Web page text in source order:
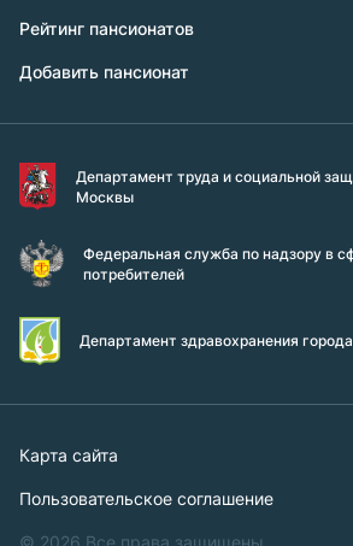
Рейтинг пансионатов
Добавить пансионат
Департамент труда и социальной
Москвы
Федеральная служба по надзору в
потребителей
Департамент здравохранения
Карта сайта
Пользовательское соглашение
© 2026 Все права защищены